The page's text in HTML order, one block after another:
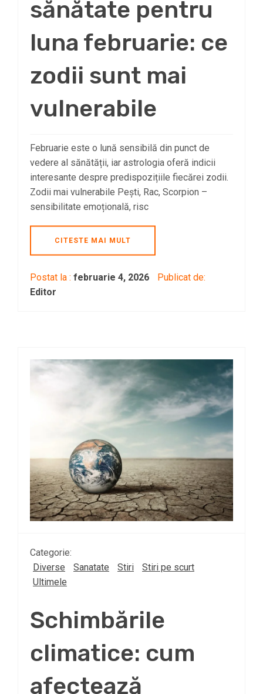
sănătate pentru
luna februarie: ce
zodii sunt mai
vulnerabile
Februarie este o lună sensibilă din punct de
vedere al sănătății, iar astrologia oferă indicii
interesante despre predispozițiile fiecărei zodii.
Zodii mai vulnerabile Pești, Rac, Scorpion –
sensibilitate emoțională, risc
CITESTE MAI MULT
Postat la : februarie 4, 2026
Publicat de:
Editor
Categorie:
Diverse
Sanatate Stiri
Stiri pe scurt
Ultimele
Schimbările
climatice: cum
afectează